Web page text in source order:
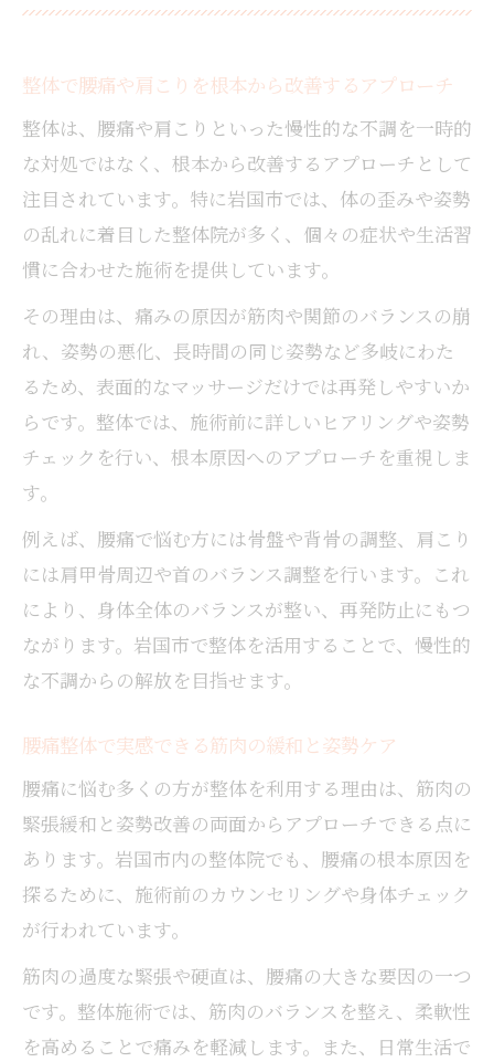
整体で腰痛や肩こりを根本から改善するアプローチ
整体は、腰痛や肩こりといった慢性的な不調を一時的
な対処ではなく、根本から改善するアプローチとして
注目されています。特に岩国市では、体の歪みや姿勢
の乱れに着目した整体院が多く、個々の症状や生活習
慣に合わせた施術を提供しています。
その理由は、痛みの原因が筋肉や関節のバランスの崩
れ、姿勢の悪化、長時間の同じ姿勢など多岐にわた
るため、表面的なマッサージだけでは再発しやすいか
らです。整体では、施術前に詳しいヒアリングや姿勢
チェックを行い、根本原因へのアプローチを重視しま
す。
例えば、腰痛で悩む方には骨盤や背骨の調整、肩こり
には肩甲骨周辺や首のバランス調整を行います。これ
により、身体全体のバランスが整い、再発防止にもつ
ながります。岩国市で整体を活用することで、慢性的
な不調からの解放を目指せます。
腰痛整体で実感できる筋肉の緩和と姿勢ケア
腰痛に悩む多くの方が整体を利用する理由は、筋肉の
緊張緩和と姿勢改善の両面からアプローチできる点に
あります。岩国市内の整体院でも、腰痛の根本原因を
探るために、施術前のカウンセリングや身体チェック
が行われています。
筋肉の過度な緊張や硬直は、腰痛の大きな要因の一つ
です。整体施術では、筋肉のバランスを整え、柔軟性
を高めることで痛みを軽減します。また、日常生活で